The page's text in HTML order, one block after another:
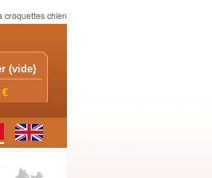
croquettes chien
(vide)
€